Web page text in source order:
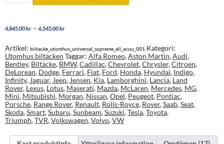
Supreme
utomhus
mängd
4,845.00kr – 6,545.00krPrisintervall:
6,545.00 kr
Artikel: biltacke_utomhus_universal_supreme_all_acuu_001 Kategori:
Utomhus biltäcken Taggar: Alfa Romeo,Aston Martin,Audi,
Bentley, Biltäcke, BMW,Cadillac,Chevrolet,Chrysler,Citroen,
DeLorean, Dodge, Ferrari, Fiat, Ford, Honda, Hyundai, Indigo,
Infinity, Jaguar, Jeep, Jensen, Kia, Lamborghini, Lancia, Land
Rover, Lexus, Lotus, Maserati, Mazda, McLaren, Mercedes, MG,
Mini, Mitsubishi, Morgan, Nissan,Opel, Peugeot, Pontiac,
Porsche, Range Rover, Renault, Rolls-Royce, Rover,Saab,Seat,
Skoda,Smart,Subaru,Sunbeam,Suzuki,Tesla,Toyota,
Triumph,TVR,Volkswagen,Volvo,VW